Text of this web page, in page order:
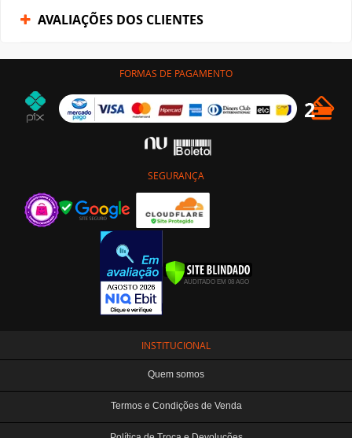
AVALIAÇÕES DOS CLIENTES
FORMAS DE PAGAMENTO
SEGURANÇA
INSTITUCIONAL
Quem somos
Termos e Condições de Venda